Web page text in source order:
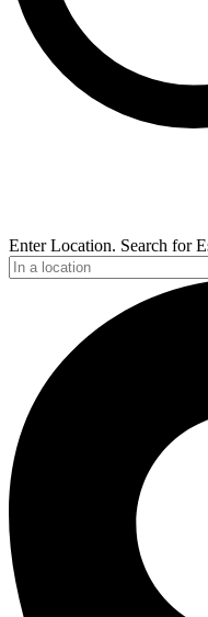
Enter Location. Search for